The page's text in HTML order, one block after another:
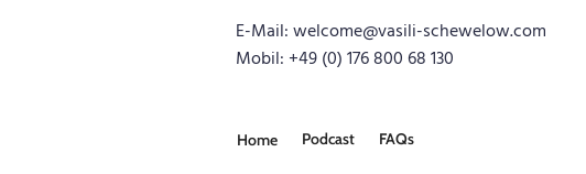
E-Mail: welcome@vasili-schewelow.com
Mobil: +49 (0) 176 800 68 130
Home Podcast FAQs